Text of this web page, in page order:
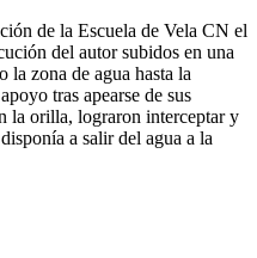
de la Escuela de Vela CN el
del autor subidos en una
la zona de agua hasta la
tras apearse de sus
la orilla, lograron interceptar y
a salir del agua a la